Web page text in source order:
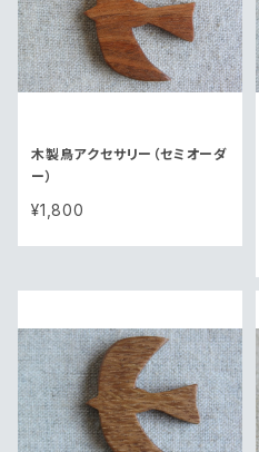
木製鳥アクセサリー（セミオーダ
ー）
¥1,800